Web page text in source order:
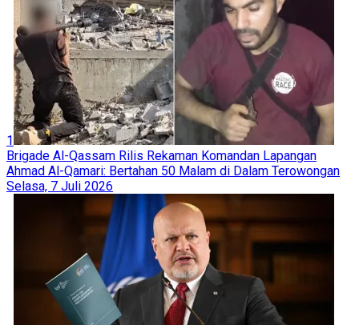
1
Brigade Al-Qassam Rilis Rekaman Komandan Lapangan
Ahmad Al-Qamari: Bertahan 50 Malam di Dalam Terowongan
Selasa, 7 Juli 2026